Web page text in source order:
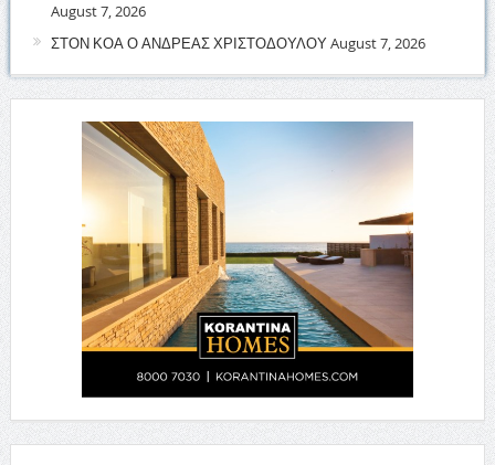
August 7, 2026
ΣΤΟΝ ΚΟΑ Ο ΑΝΔΡΕΑΣ ΧΡΙΣΤΟΔΟΥΛΟΥAugust 7, 2026